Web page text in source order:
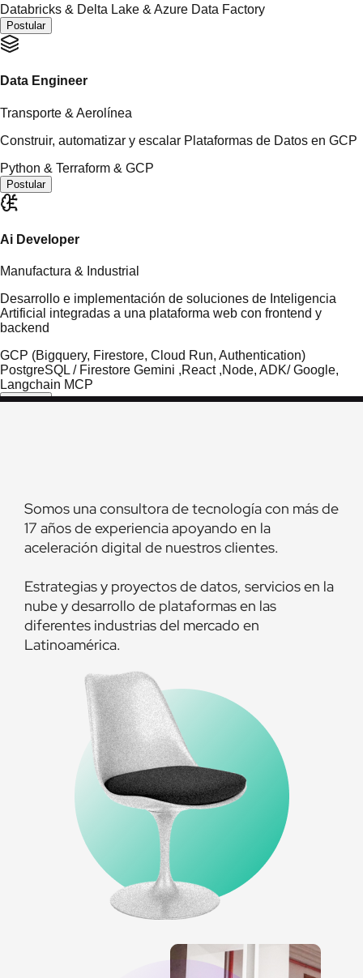
Somos una consultora de tecnología con más de
17 años de experiencia apoyando en la
aceleración digital de nuestros clientes.
Estrategias y proyectos de datos, servicios en la
nube y desarrollo de plataformas en las
diferentes industrias del mercado en
Latinoamérica.